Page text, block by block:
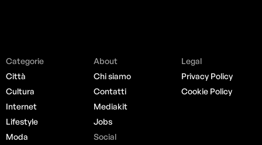
Categorie
Città
Cultura
Internet
Lifestyle
Moda
About
Chi siamo
Contatti
Mediakit
Jobs
Social
Legal
Privacy Policy
Cookie Policy